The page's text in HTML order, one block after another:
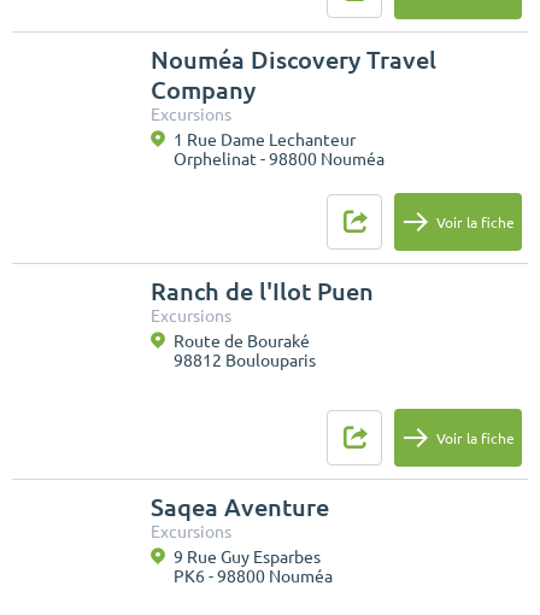
Nouméa Discovery Travel
Company
Excursions
1 Rue Dame Lechanteur
Orphelinat - 98800 Nouméa
Voir la fiche
Ranch de l'Ilot Puen
Excursions
Route de Bouraké
98812 Boulouparis
Voir la fiche
Saqea Aventure
Excursions
9 Rue Guy Esparbes
PK6 - 98800 Nouméa